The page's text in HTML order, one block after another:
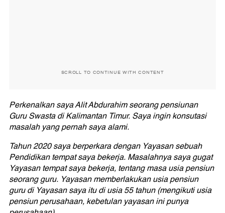
SCROLL TO CONTINUE WITH CONTENT
Perkenalkan saya Alit Abdurahim seorang pensiunan
Guru Swasta di Kalimantan Timur. Saya ingin konsutasi
masalah yang pernah saya alami.
Tahun 2020 saya berperkara dengan Yayasan sebuah
Pendidikan tempat saya bekerja. Masalahnya saya gugat
Yayasan tempat saya bekerja, tentang masa usia pensiun
seorang guru. Yayasan memberlakukan usia pensiun
guru di Yayasan saya itu di usia 55 tahun (mengikuti usia
pensiun perusahaan, kebetulan yayasan ini punya